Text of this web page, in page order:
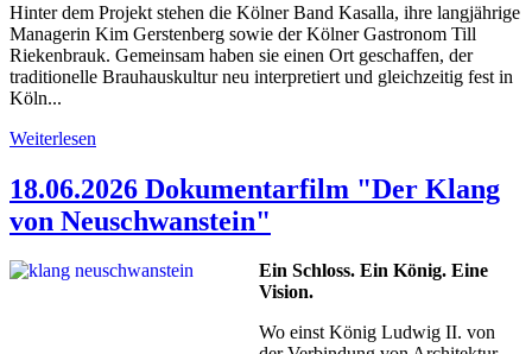
Hinter dem Projekt stehen die Kölner Band Kasalla, ihre langjährige
Managerin Kim Gerstenberg sowie der Kölner Gastronom Till
Riekenbrauk. Gemeinsam haben sie einen Ort geschaffen, der
traditionelle Brauhauskultur neu interpretiert und gleichzeitig fest in
Köln...
Weiterlesen
18.06.2026 Dokumentarfilm "Der Klang
von Neuschwanstein"
Ein Schloss. Ein König. Eine
Vision.
Wo einst König Ludwig II. von